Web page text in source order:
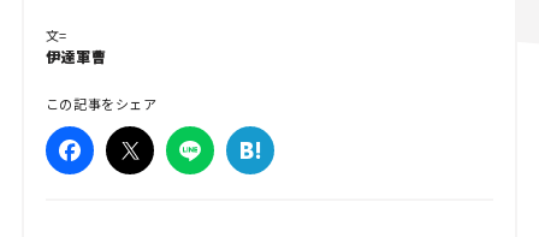
文=
伊達軍曹
この記事をシェア